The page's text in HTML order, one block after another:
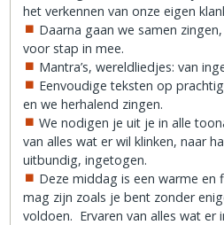
het verkennen van onze eigen
Daarna gaan we samen
voor stap in mee.
Mantra’s, wereldliedjes: van
Eenvoudige teksten op
en we herhalend zingen.
We nodigen je uit je in alle
van alles wat er wil klinken, naar
uitbundig, ingetogen.
Deze middag is een warme en
mag zijn zoals je bent zonder
voldoen. Ervaren van alles wat er